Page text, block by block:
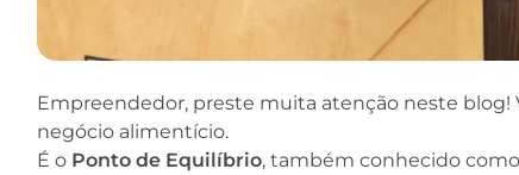
Empreendedor, preste muita atenção neste
negócio alimentício.
É o Ponto de Equilíbrio, também conhecido como